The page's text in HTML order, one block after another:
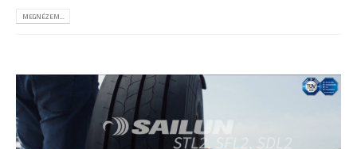
MEGNÉZEM...